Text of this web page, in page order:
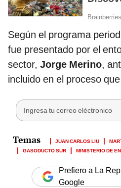
Según el programa
fue presentado por el
sector, Jorge Merino,
incluido en el proceso que
JUAN CARLOS LIU
GASODUCTO SUR
MINISTERIO DE
Prefiero a La
Google